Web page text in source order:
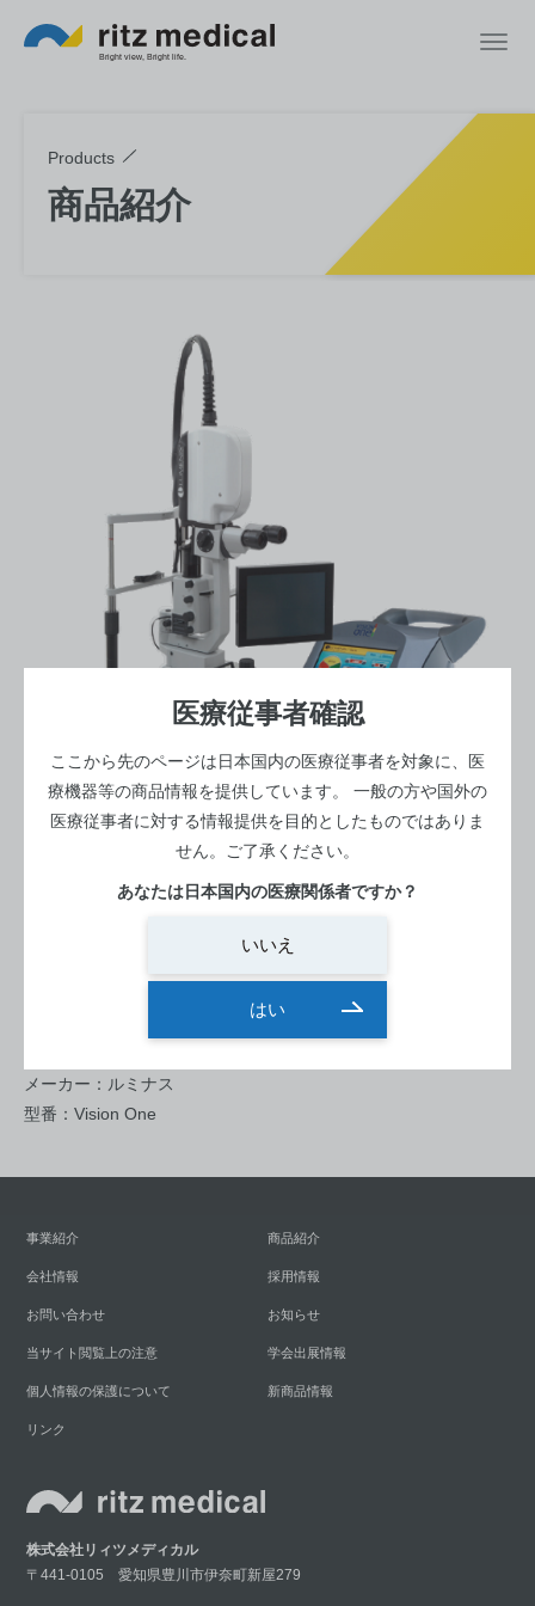
医療従事者確認
ここから先のページは日本国内の医療従事者を対象に、医
療機器等の商品情報を提供しています。
一般の方や国外の
医療従事者に対する情報提供を目的としたものではありま
せん。ご了承ください。
あなたは日本国内の医療関係者ですか？
いいえ
はい
Products
商品紹介
光凝固レーザー
Vision One（+Array Laserlink）
マルチカラーレーザ光凝固装置
メーカー：ルミナス
型番：Vision One
株式会社リィツメディカル
〒441-0105 愛知県豊川市伊奈町新屋279
事業紹介 商品紹介
会社情報 採用情報
お問い合わせ お知らせ
当サイト閲覧上の注意 学会出展情報
個人情報の保護について 新商品情報
リンク